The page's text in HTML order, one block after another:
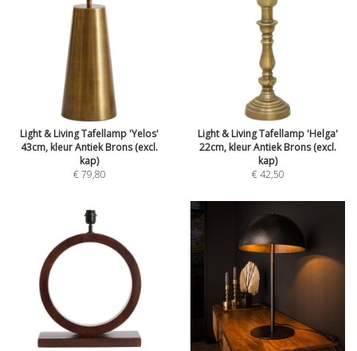
Light & Living Tafellamp 'Yelos'
43cm, kleur Antiek Brons (excl.
kap)
€ 79,80
Light & Living Tafellamp 'Helga'
22cm, kleur Antiek Brons (excl.
kap)
€ 42,50